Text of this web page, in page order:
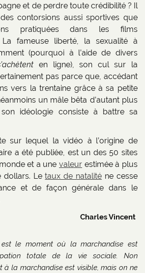
et de perdre toute crédibilité ? Il
contorsions aussi sportives que
pratiquées dans les films
La fameuse liberté, la sexualité à
(pourquoi à l’aide de divers
en ligne), son cul sur la
pas parce que, accédant
vers la trentaine grâce à sa petite
un mâle bêta d’autant plus
idéologie consiste à battre sa
sur lequel la vidéo à l’origine de
a été publiée, est un des 50 sites
et a unevaleur estimée à plus
dollars. Letaux de natalité ne cesse
et de façon générale dans le
Charles Vincent
le moment où la marchandise est
totale de la vie sociale. Non
à la marchandise est visible, mais on ne